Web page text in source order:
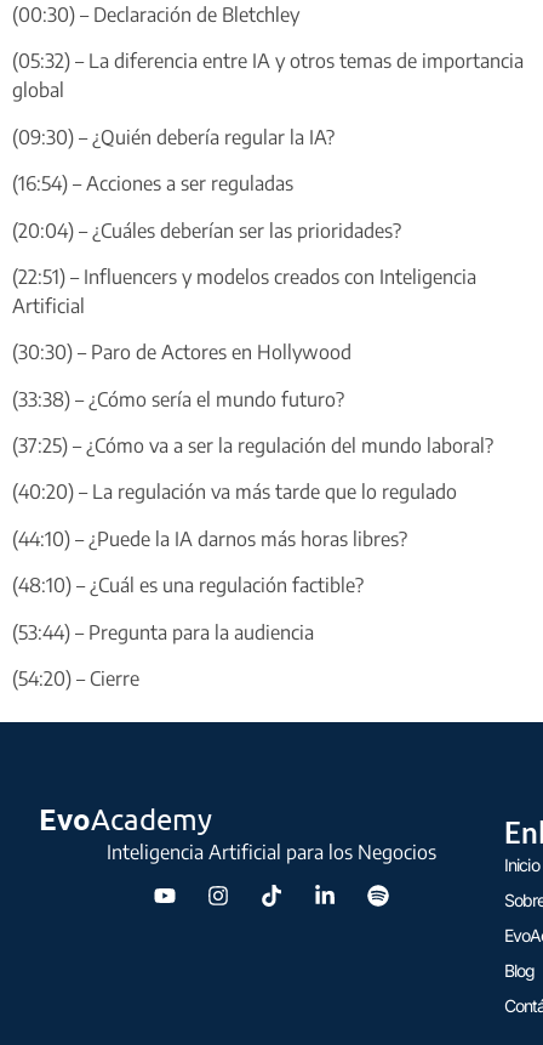
(00:30) – Declaración de Bletchley
(05:32) – La diferencia entre IA y otros temas de importancia
global
(09:30) – ¿Quién debería regular la IA?
(16:54) – Acciones a ser reguladas
(20:04) – ¿Cuáles deberían ser las prioridades?
(22:51) – Influencers y modelos creados con Inteligencia
Artificial
(30:30) – Paro de Actores en Hollywood
(33:38) – ¿Cómo sería el mundo futuro?
(37:25) – ¿Cómo va a ser la regulación del mundo laboral?
(40:20) – La regulación va más tarde que lo regulado
(44:10) – ¿Puede la IA darnos más horas libres?
(48:10) – ¿Cuál es una regulación factible?
(53:44) – Pregunta para la audiencia
(54:20) – Cierre
EvoAcademy
Inteligencia Artificial para los Negocios
Inicio
Blog